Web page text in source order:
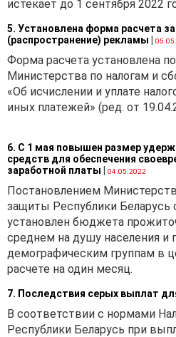
истекает до 1 сентября 2022
5. Установлена форма расчета
(распространение) рекламы
Форма расчета установлена
Министерства по налогам и
«Об исчислении и уплате
иных платежей» (ред. от
6. С 1 мая повышен размер
средств для обеспечения
заработной платы
04.05.2022
Постановлением
защиты Республики Беларусь
установлен бюджета
среднем на душу населения и
демографическим группам в
расчете на один месяц.
7. Последствия серых выплат
В соответствии с нормами
Республики Беларусь при